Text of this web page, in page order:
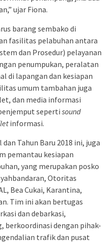
ujar Fiona.
barang sembako di
fasilitas pelabuhan antara
dan Prosedur) pelayanan
penumpukan, peralatan
di lapangan dan kesiapan
umum tambahan juga
dan media informasi
seperti sound
informasi.
Tahun Baru 2018 ini, juga
pemantau kesiapan
yang merupakan posko
Otoritas
Bea Cukai, Karantina,
Tim ini akan bertugas
dan debarkasi,
berkoordinasi dengan pihak-
trafik dan pusat